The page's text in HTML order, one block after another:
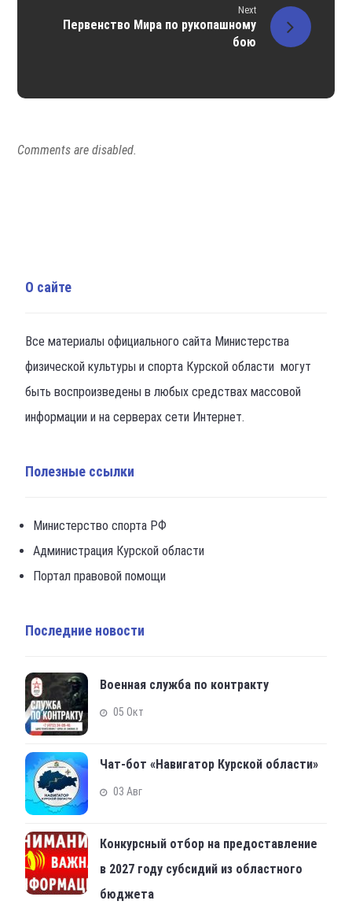
Next
Первенство Мира по рукопашному
бою
Comments are disabled.
О сайте
Все материалы официального сайта Министерства
физической культуры и спорта Курской области могут
быть воспроизведены в любых средствах массовой
информации и на серверах сети Интернет.
Полезные ссылки
Министерство спорта РФ
Администрация Курской области
Портал правовой помощи
Последние новости
Военная служба по контракту
05 Окт
Чат-бот «Навигатор Курской области»
03 Авг
Конкурсный отбор на предоставление
в 2027 году субсидий из областного
бюджета